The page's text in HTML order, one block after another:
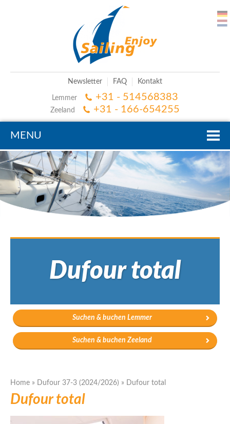
Newsletter FAQ Kontakt
Lemmer +31 - 514568383
Zeeland +31 - 166-654255
MENU
Dufour total
Suchen & buchen Lemmer
Suchen & buchen Zeeland
Home » Dufour 37-3 (2024/2026) » Dufour total
Dufour total